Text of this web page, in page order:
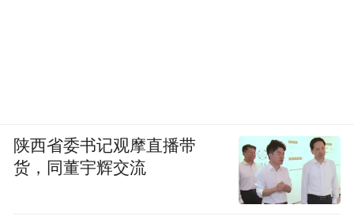
陕西省委书记观摩直播带
货，同董宇辉交流